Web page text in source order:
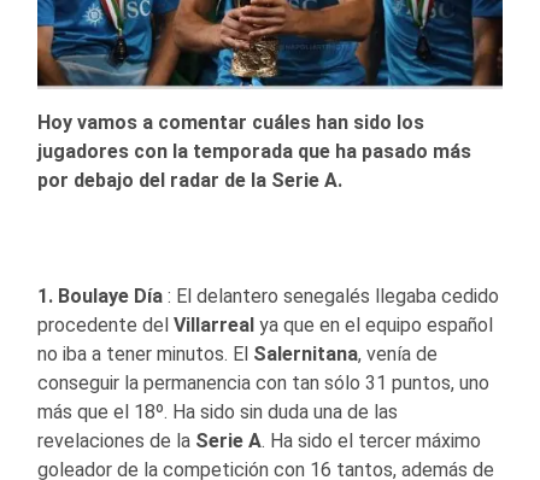
Hoy vamos a comentar cuáles han sido los
jugadores con la temporada que ha pasado más
por debajo del radar de la Serie A.
1. Boulaye Día : El delantero senegalés llegaba cedido
procedente del Villarreal ya que en el equipo español
no iba a tener minutos. El Salernitana, venía de
conseguir la permanencia con tan sólo 31 puntos, uno
más que el 18º. Ha sido sin duda una de las
revelaciones de la Serie A. Ha sido el tercer máximo
goleador de la competición con 16 tantos, además de